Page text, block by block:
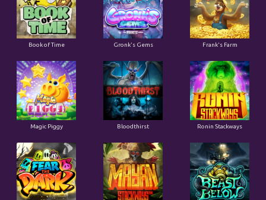
Book of Time Gronk's Gems Frank's Farm
Magic Piggy Bloodthirst Ronin Stackways